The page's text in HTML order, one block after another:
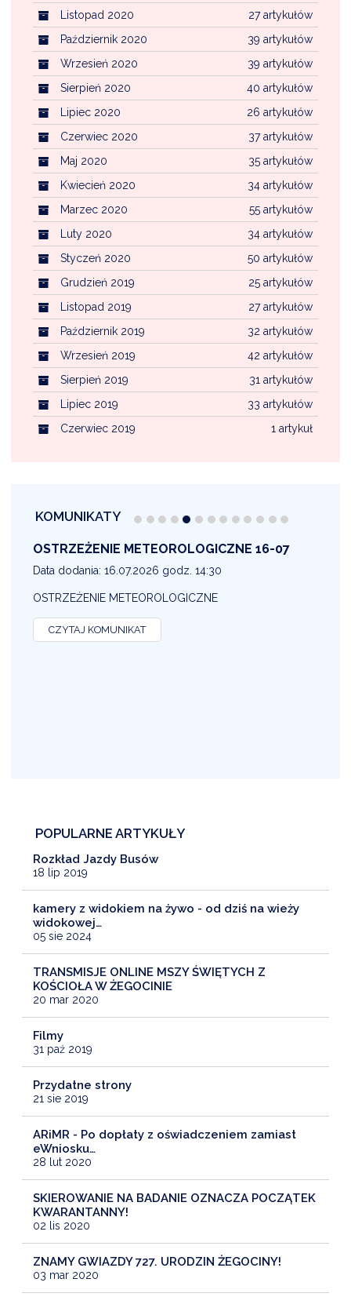
27 artykułów
Listopad 2020
39 artykułów
Październik 2020
39 artykułów
Wrzesień 2020
40 artykułów
Sierpień 2020
26 artykułów
Lipiec 2020
37 artykułów
Czerwiec 2020
35 artykułów
Maj 2020
34 artykułów
Kwiecień 2020
55 artykułów
Marzec 2020
34 artykułów
Luty 2020
50 artykułów
Styczeń 2020
25 artykułów
Grudzień 2019
27 artykułów
Listopad 2019
32 artykułów
Październik 2019
42 artykułów
Wrzesień 2019
31 artykułów
Sierpień 2019
33 artykułów
Lipiec 2019
1 artykuł
Czerwiec 2019
KOMUNIKATY
OSTRZEŻENIE METEOROLOGICZNE 16-07
Data dodania: 16.07.2026 godz. 14:30
OSTRZEŻENIE METEOROLOGICZNE
CZYTAJ KOMUNIKAT
POPULARNE ARTYKUŁY
Rozkład Jazdy Busów
18 lip 2019
kamery z widokiem na żywo - od dziś na wieży
widokowej…
05 sie 2024
TRANSMISJE ONLINE MSZY ŚWIĘTYCH Z
KOŚCIOŁA W ŻEGOCINIE
20 mar 2020
Filmy
31 paź 2019
Przydatne strony
21 sie 2019
ARiMR - Po dopłaty z oświadczeniem zamiast
eWniosku…
28 lut 2020
SKIEROWANIE NA BADANIE OZNACZA POCZĄTEK
KWARANTANNY!
02 lis 2020
ZNAMY GWIAZDY 727. URODZIN ŻEGOCINY!
03 mar 2020